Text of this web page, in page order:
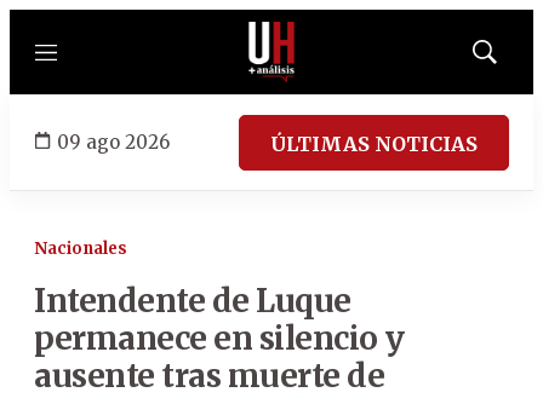
Menú
Mostrar
09 ago 2026 ÚLTIMAS NOTICIAS
Nacionales
Intendente de Luque
permanece en silencio y
ausente tras muerte de